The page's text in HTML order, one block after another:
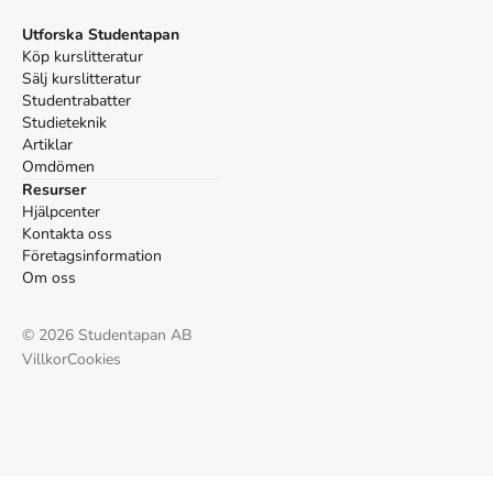
Utforska Studentapan
Köp kurslitteratur
Sälj kurslitteratur
Studentrabatter
Studieteknik
Artiklar
Omdömen
Resurser
Hjälpcenter
Kontakta oss
Företagsinformation
Om oss
© 2026 Studentapan AB
VillkorCookies